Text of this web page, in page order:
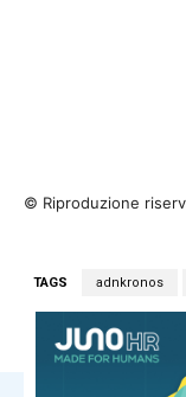
© Riproduzione
TAGS adnkronos